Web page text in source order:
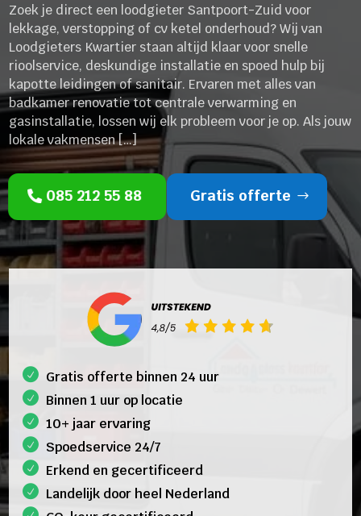
Zoek je direct een loodgieter Santpoort-Zuid voor
lekkage, verstopping of cv ketel onderhoud? Wij van
Loodgieters Kwartier staan altijd klaar voor snelle
rioolservice, deskundige installatie en spoed hulp bij
kapotte leidingen of sanitair. Ervaren met alles van
badkamer renovatie tot centrale verwarming en
gasinstallatie, lossen wij elk probleem voor je op. Als jouw
lokale vakmensen […]
085 212 55 88 Gratis offerte
Gratis offerte binnen 24 uur
Binnen 1 uur op locatie
10+ jaar ervaring
Spoedservice 24/7
Erkend en gecertificeerd
Landelijk door heel Nederland